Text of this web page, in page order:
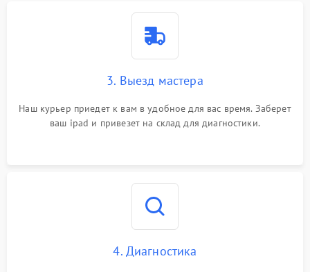
3. Выезд мастера
Наш курьер приедет к вам в удобное для вас время. Заберет
ваш ipad и привезет на склад для диагностики.
4. Диагностика